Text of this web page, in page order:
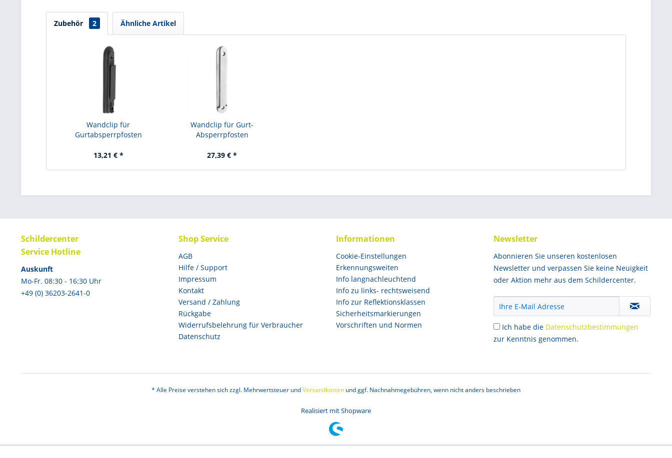
Zubehör 2 Ähnliche Artikel
Wandclip für
Gurtabsperrpfosten
13,21 € *
Wandclip für Gurt-
Absperrpfosten
27,39 € *
Schildercenter
Service Hotline
Auskunft
Mo-Fr. 08:30 - 16:30 Uhr
+49 (0) 36203-2641-0
Shop Service
AGB
Hilfe / Support
Impressum
Kontakt
Versand / Zahlung
Rückgabe
Widerrufsbelehrung für Verbraucher
Datenschutz
Informationen
Cookie-Einstellungen
Erkennungsweiten
Info langnachleuchtend
Info zu links- rechtsweisend
Info zur Reflektionsklassen
Sicherheitsmarkierungen
Vorschriften und Normen
Newsletter
Abonnieren Sie unseren kostenlosen
Newsletter und verpassen Sie keine Neuigkeit
oder Aktion mehr aus dem Schildercenter.
Ich habe die Datenschutzbestimmungen
zur Kenntnis genommen.
* Alle Preise verstehen sich zzgl. Mehrwertsteuer undVersandkosten und ggf. Nachnahmegebühren, wenn nicht anders beschrieben
Realisiert mit Shopware